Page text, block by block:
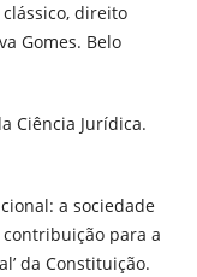
clássico, direito
Gomes. Belo
Ciência Jurídica.
a sociedade
para a
da Constituição.